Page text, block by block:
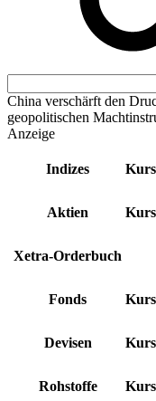
China verschärft den
geopolitischen
Anzeige
Indizes Kurs
Aktien Kurs
Xetra-Orderbuch
Fonds Kurs
Devisen Kurs
Rohstoffe Kurs